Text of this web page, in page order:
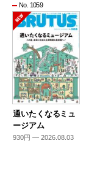
No. 1059
通いたくなるミュ
ージアム
930円 — 2026.08.03